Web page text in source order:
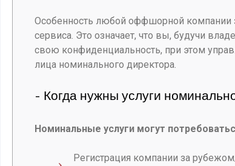
Особенность любой оффшорной компании
сервиса. Это означает, что вы, будучи
свою конфиденциальность, при этом
лица номинального директора.
- Когда нужны услуги
Номинальные услуги могут
Регистрация компании за